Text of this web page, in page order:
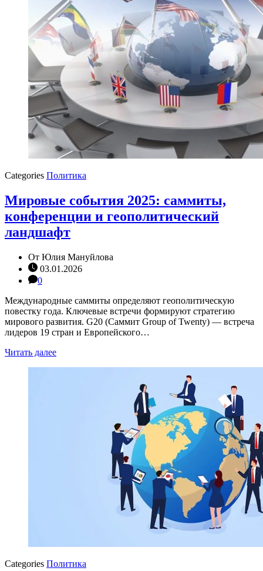
Categories Политика
Мировые события 2025: саммиты,
конференции и геополитический
ландшафт
От Юлия Мануйлова
03.01.2026
0
Международные саммиты определяют геополитическую
повестку года. Ключевые встречи формируют стратегию
мирового развития. G20 (Саммит Group of Twenty) — встреча
лидеров 19 стран и Европейского…
Читать далее
Categories Политика